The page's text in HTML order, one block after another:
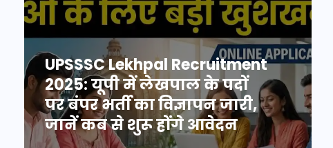
UPSSSC Lekhpal Recruitment
2025: यूपी में लेखपाल के पदों
पर बंपर भर्ती का विज्ञापन जारी,
जानें कब से शुरू होंगे आवेदन